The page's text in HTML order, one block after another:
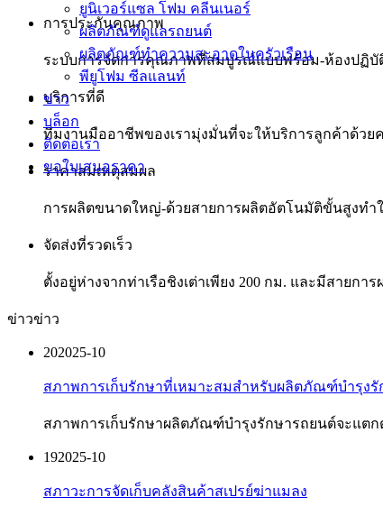
ยูนิเวอร์แซล โฟม คลีนเนอร์
ผลิตภัณฑ์ดูแลรถยนต์
ผลิตภัณฑ์ทำความสะอาดในครัวเรือน
พียูโฟม ซีลแลนท์
ข่าว
บล็อก
ติดต่อเรา
ขอใบเสนอราคา
การประกันคุณภาพ
ระบบการจัดการคุณภาพที่สมบูรณ์แบบพร้อม-ห้องปฏิ
บริการที่ดี
ทีมงานมืออาชีพของเรามุ่งมั่นที่จะให้บริการลูกค้าด้วย
ราคาสมเหตุสมผล
การผลิตขนาดใหญ่-ด้วยสายการผลิตอัตโนมัติขั้นสูงทำ
จัดส่งที่รวดเร็ว
ตั้งอยู่ห่างจากท่าเรือชิงเต่าเพียง 200 กม. และมีสาย
ข่าวข่าว
202025-10
สภาพการเก็บรักษาที่เหมาะสมสำหรับผลิตภัณฑ์บำรุงรั
สภาพการเก็บรักษาผลิตภัณฑ์บำรุงรักษารถยนต์จะแตก
192025-10
สภาวะการจัดเก็บคลังสินค้าสเปรย์ฆ่าแมลง